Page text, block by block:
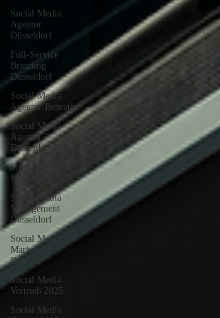
Social Media
Agentur
Düsseldorf
Full-Service
Branding
Düsseldorf
Social Media
Agentur Benrath
Social Media
Agentur
Düsseldorf
Social Media
Marketing 2025
Social Media
Management
Düsseldorf
Social Media
Marketing
Benrath
Social Media
Vertrieb 2025
Social Media